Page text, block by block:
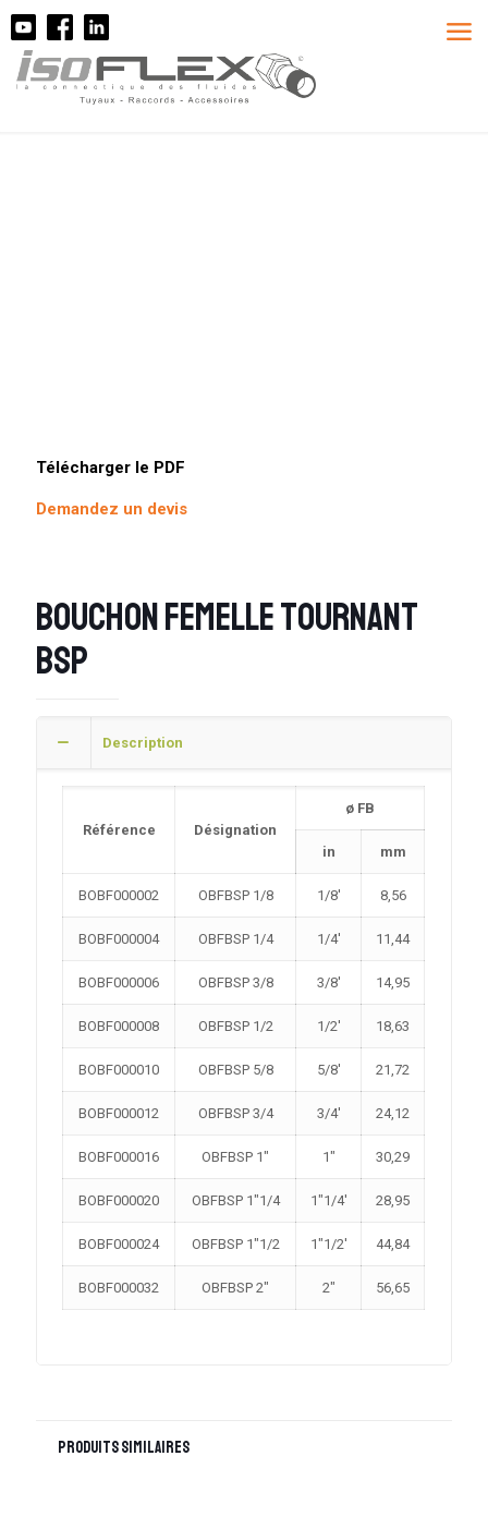
Télécharger le PDF
Demandez un devis
Bouchon femelle tournant
BSP
Description
Référence Désignation
ø FB
in mm
BOBF000002 OBFBSP 1/8 1/8′ 8,56
BOBF000004 OBFBSP 1/4 1/4′ 11,44
BOBF000006 OBFBSP 3/8 3/8′ 14,95
BOBF000008 OBFBSP 1/2 1/2′ 18,63
BOBF000010 OBFBSP 5/8 5/8′ 21,72
BOBF000012 OBFBSP 3/4 3/4′ 24,12
BOBF000016 OBFBSP 1″ 1″ 30,29
BOBF000020 OBFBSP 1″1/4 1″1/4′ 28,95
BOBF000024 OBFBSP 1″1/2 1″1/2′ 44,84
BOBF000032 OBFBSP 2″ 2″ 56,65
Produits similaires